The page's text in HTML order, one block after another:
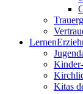
Lernen
Kitas